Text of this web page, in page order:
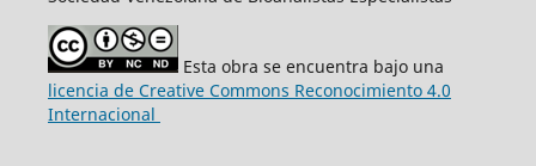
Esta obra se encuentra bajo una
licencia de Creative Commons Reconocimiento 4.0
Internacional